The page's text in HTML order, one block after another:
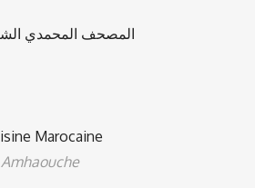
المصحف المحمدي
Marocaine